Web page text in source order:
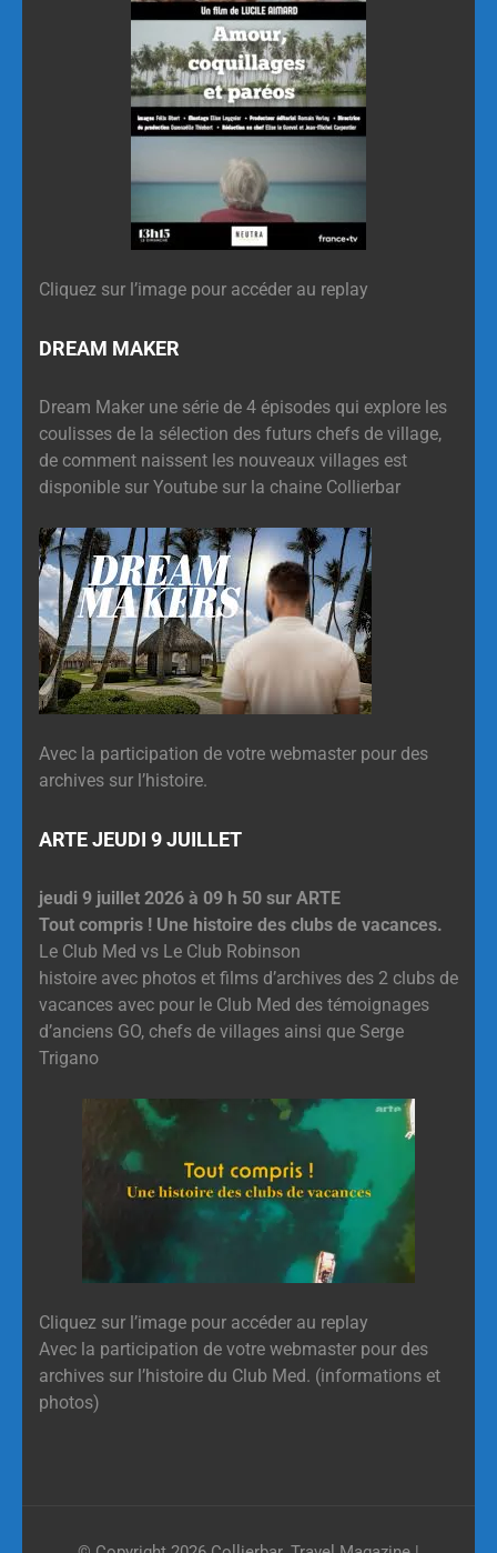
Cliquez sur l’image pour accéder au replay
DREAM MAKER
Dream Maker une série de 4 épisodes qui explore les
coulisses de la sélection des futurs chefs de village,
de comment naissent les nouveaux villages est
disponible sur Youtube sur la chaine Collierbar
Avec la participation de votre webmaster pour des
archives sur l’histoire.
ARTE JEUDI 9 JUILLET
jeudi 9 juillet 2026 à 09 h 50 sur ARTE
Tout compris ! Une histoire des clubs de vacances.
Le Club Med vs Le Club Robinson
histoire avec photos et films d’archives des 2 clubs de
vacances avec pour le Club Med des témoignages
d’anciens GO, chefs de villages ainsi que Serge
Trigano
Cliquez sur l’image pour accéder au replay
Avec la participation de votre webmaster pour des
archives sur l’histoire du Club Med. (informations et
photos)